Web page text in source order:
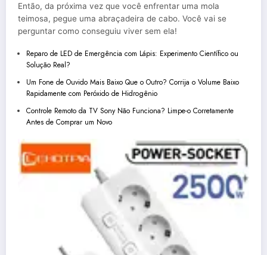
Então, da próxima vez que você enfrentar uma mola
teimosa, pegue uma abraçadeira de cabo. Você vai se
perguntar como conseguiu viver sem ela!
Reparo de LED de Emergência com Lápis: Experimento Científico ou
Solução Real?
Um Fone de Ouvido Mais Baixo Que o Outro? Corrija o Volume Baixo
Rapidamente com Peróxido de Hidrogênio
Controle Remoto da TV Sony Não Funciona? Limpe-o Corretamente
Antes de Comprar um Novo